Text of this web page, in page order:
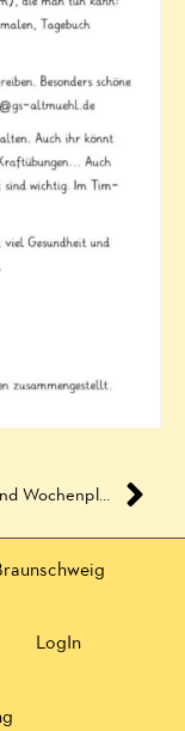
LogIn